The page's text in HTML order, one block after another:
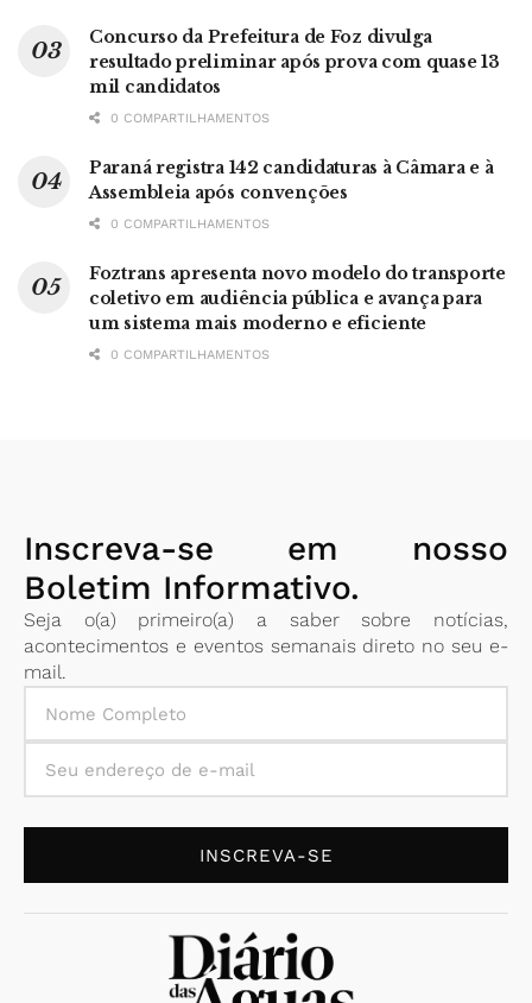
Concurso da Prefeitura de Foz divulga
resultado preliminar após prova com quase 13
mil candidatos
0 COMPARTILHAMENTOS
Paraná registra 142 candidaturas à Câmara e à
Assembleia após convenções
0 COMPARTILHAMENTOS
Foztrans apresenta novo modelo do transporte
coletivo em audiência pública e avança para
um sistema mais moderno e eficiente
0 COMPARTILHAMENTOS
Inscreva-se em nosso
Boletim Informativo.
Seja o(a) primeiro(a) a saber sobre notícias,
acontecimentos e eventos semanais direto no seu e-
mail.
INSCREVA-SE